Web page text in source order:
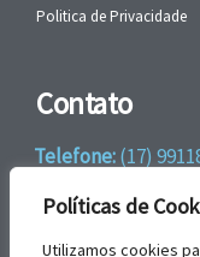
Políticas de
Utilizamos cookies
Politica de Privacidade
Contato
Telefone:(17)
WhatsApp:+55 (17)
email: